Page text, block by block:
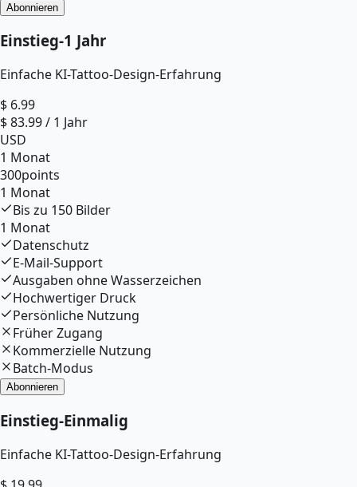
Abonnieren
Einstieg-1 Jahr
Einfache KI-Tattoo-Design-Erfahrung
$ 6.99
$83.99/ 1 Jahr
USD
1 Monat
300points
1 Monat
Bis zu 150 Bilder
1 Monat
Datenschutz
E-Mail-Support
Ausgaben ohne Wasserzeichen
Hochwertiger Druck
Persönliche Nutzung
Früher Zugang
Kommerzielle Nutzung
Batch-Modus
Abonnieren
Einstieg-Einmalig
Einfache KI-Tattoo-Design-Erfahrung